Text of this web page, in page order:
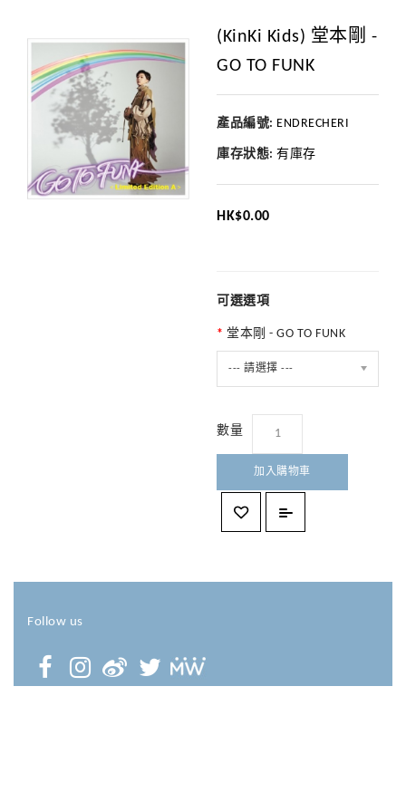
(KinKi Kids) 堂本剛 -
GO TO FUNK
產品編號: ENDRECHERI
庫存狀態: 有庫存
HK$0.00
可選選項
堂本剛 - GO TO FUNK
--- 請選擇 ---
數量
加入購物車
Follow us